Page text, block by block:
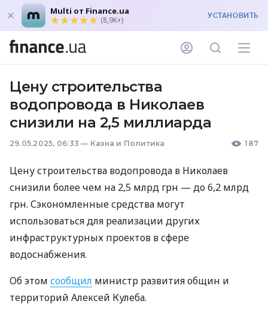
Multi от Finance.ua
(8,9K+) УСТАНОВИТЬ
Цену строительства
водопровода в Николаев
снизили на 2,5 миллиарда
29.05.2025, 06:33 — Казна и Политика 187
Цену строительства водопровода в Николаев
снизили более чем на 2,5 млрд грн — до 6,2 млрд
грн. Сэкономленные средства могут
использоваться для реализации других
инфраструктурных проектов в сфере
водоснабжения.
Об этом сообщил министр развития общин и
территорий Алексей Кулеба.